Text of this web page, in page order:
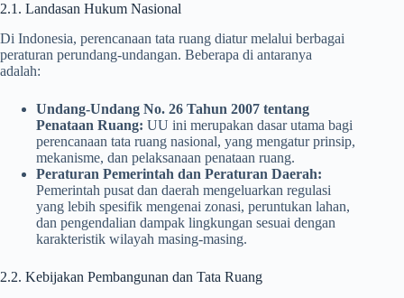
2.1. Landasan Hukum Nasional
Di Indonesia, perencanaan tata ruang diatur melalui berbagai
peraturan perundang-undangan. Beberapa di antaranya
adalah:
Undang-Undang No. 26 Tahun 2007 tentang
Penataan Ruang: UU ini merupakan dasar utama bagi
perencanaan tata ruang nasional, yang mengatur prinsip,
mekanisme, dan pelaksanaan penataan ruang.
Peraturan Pemerintah dan Peraturan Daerah:
Pemerintah pusat dan daerah mengeluarkan regulasi
yang lebih spesifik mengenai zonasi, peruntukan lahan,
dan pengendalian dampak lingkungan sesuai dengan
karakteristik wilayah masing-masing.
2.2. Kebijakan Pembangunan dan Tata Ruang